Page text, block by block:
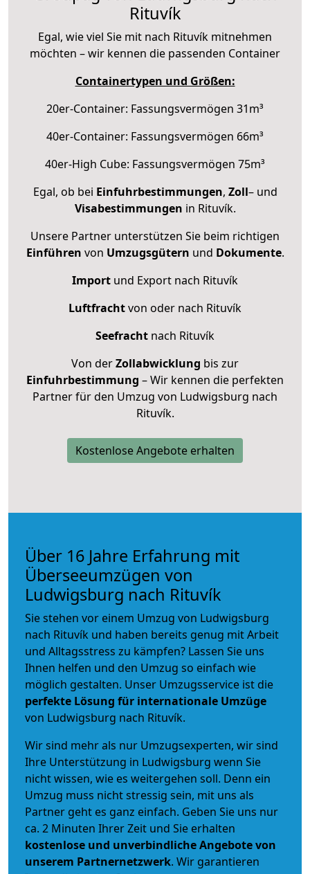
Rituvík
Egal, wie viel Sie mit nach Rituvík mitnehmen
möchten – wir kennen die passenden Container
Containertypen und Größen:
20er-Container: Fassungsvermögen 31m³
40er-Container: Fassungsvermögen 66m³
40er-High Cube: Fassungsvermögen 75m³
Egal, ob bei Einfuhrbestimmungen, Zoll– und
Visabestimmungen in Rituvík.
Unsere Partner unterstützen Sie beim richtigen
Einführen von Umzugsgütern und Dokumente.
Import und Export nach Rituvík
Luftfrachtvon oder nach Rituvík
Seefracht nach Rituvík
Von derZollabwicklung bis zur
Einfuhrbestimmung – Wir kennen die perfekten
Partner für den Umzug von Ludwigsburg nach
Rituvík.
Kostenlose Angebote erhalten
Über 16 Jahre Erfahrung mit
Überseeumzügen von
Ludwigsburg nach Rituvík
Sie stehen vor einem Umzug von Ludwigsburg
nach Rituvík und haben bereits genug mit Arbeit
und Alltagsstress zu kämpfen? Lassen Sie uns
Ihnen helfen und den Umzug so einfach wie
möglich gestalten. Unser Umzugsservice ist die
perfekte Lösung für internationale Umzüge
von Ludwigsburg nach Rituvík.
Wir sind mehr als nur Umzugsexperten, wir sind
Ihre Unterstützung in Ludwigsburg wenn Sie
nicht wissen, wie es weitergehen soll. Denn ein
Umzug muss nicht stressig sein, mit uns als
Partner geht es ganz einfach. Geben Sie uns nur
ca. 2 Minuten Ihrer Zeit und Sie erhalten
kostenlose und unverbindlicheAngebote von
unserem Partnernetzwerk. Wir garantieren